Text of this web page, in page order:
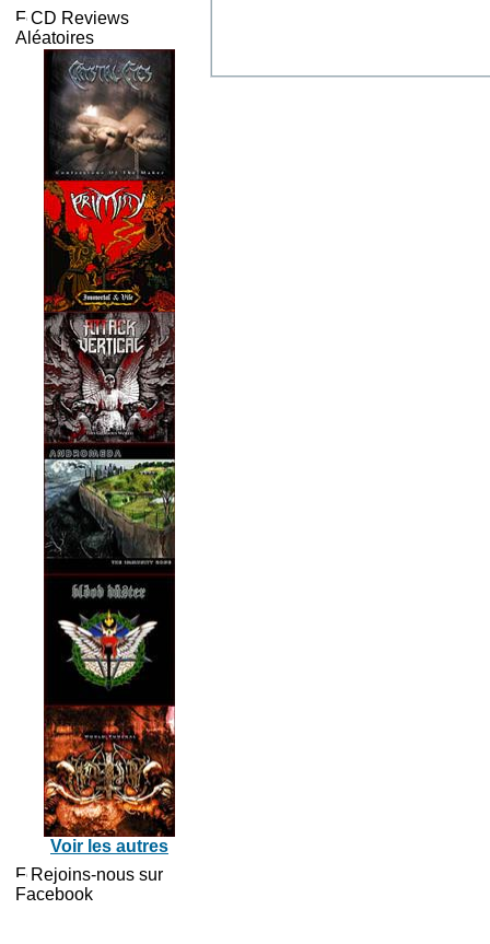
CD Reviews
Aléatoires
Voir les autres
Rejoins-nous sur
Facebook